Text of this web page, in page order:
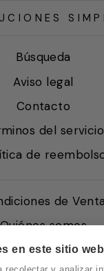
en este sitio web
Búsqueda
Aviso legal
Contacto
del servicio
de
de Venta
Quiénes somos
de Cookies